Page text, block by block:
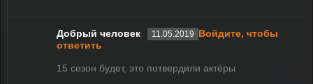
Добрый человек 11.05.2019 Войдите, чтобы
ответить
15 сезон будет, это потвердили актёры